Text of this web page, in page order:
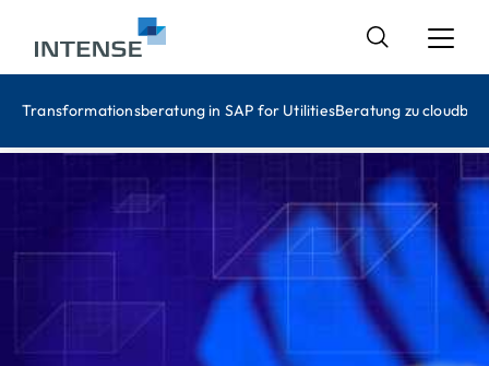
Suchen
nach:
Transformationsberatung in SAP for UtilitiesBeratung zu